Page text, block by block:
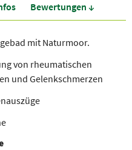
Bewer­tungen ↓
mit Naturmoor.
von rheumatischen
und Gelenkschmerzen